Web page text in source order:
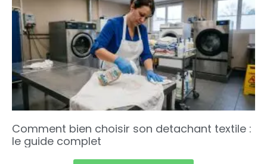
Comment bien choisir son detachant textile :
le guide complet